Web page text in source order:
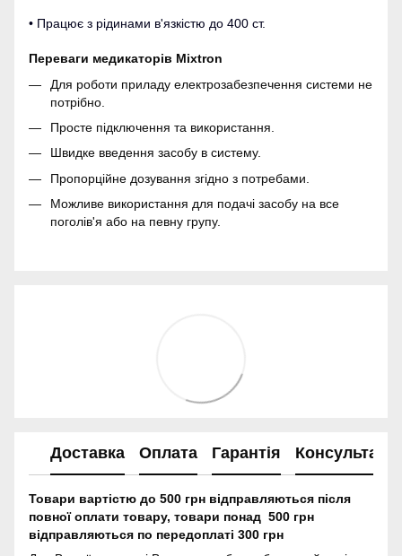
• Працює з рідинами в'язкістю до 400 ст.
Переваги медикаторів Mixtron
Для роботи приладу електрозабезпечення системи не
потрібно.
Просте підключення та використання.
Швидке введення засобу в систему.
Пропорційне дозування згідно з потребами.
Можливе використання для подачі засобу на все
поголів'я або на певну групу.
Доставка Оплата Гарантія Консультація
Товари вартістю до 500 грн відправляються після
повної оплати товару, товари понад 500 грн
відправляються по передоплаті 300 грн